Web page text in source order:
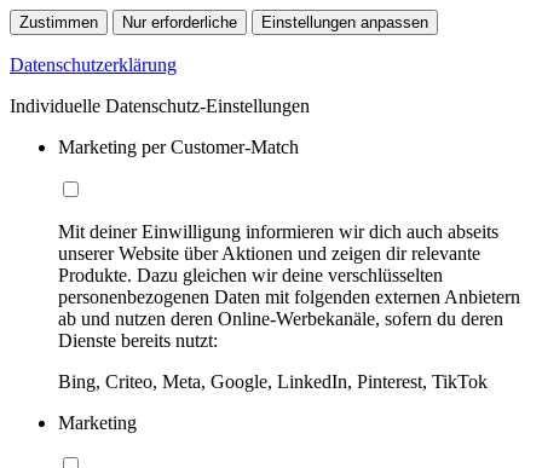
Zustimmen Nur erforderliche Einstellungen anpassen
Datenschutzerklärung
Individuelle Datenschutz-Einstellungen
Marketing per Customer-Match
Mit deiner Einwilligung informieren wir dich auch abseits
unserer Website über Aktionen und zeigen dir relevante
Produkte. Dazu gleichen wir deine verschlüsselten
personenbezogenen Daten mit folgenden externen Anbietern
ab und nutzen deren Online-Werbekanäle, sofern du deren
Dienste bereits nutzt:
Bing, Criteo, Meta, Google, LinkedIn, Pinterest, TikTok
Marketing